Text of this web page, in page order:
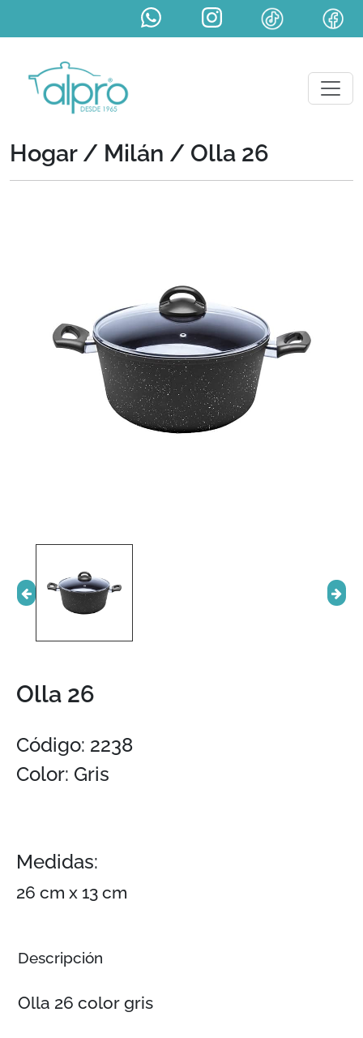
Hogar / Milán / Olla 26
Olla 26
Código: 2238
Color: Gris
Medidas:
26 cm x 13 cm
Descripción
Olla 26 color gris